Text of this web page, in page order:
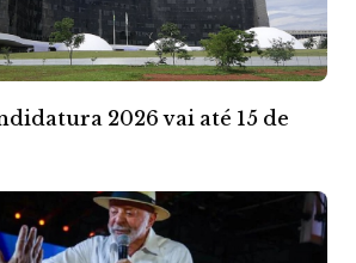
2026 vai até 15 de